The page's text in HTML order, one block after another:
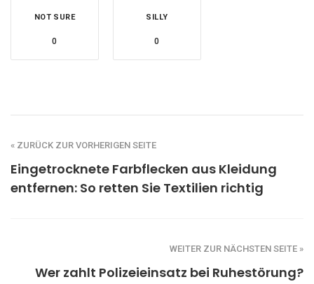
NOT SURE
0
SILLY
0
« ZURÜCK ZUR VORHERIGEN SEITE
Eingetrocknete Farbflecken aus Kleidung
entfernen: So retten Sie Textilien richtig
WEITER ZUR NÄCHSTEN SEITE »
Wer zahlt Polizeieinsatz bei Ruhestörung?